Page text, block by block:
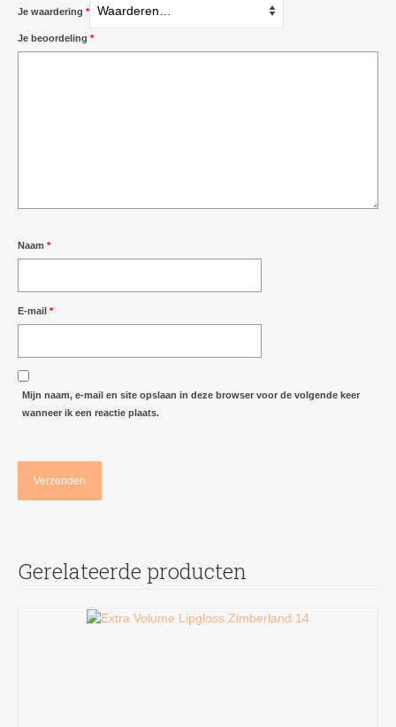
Je waardering *
Je beoordeling *
Naam *
E-mail *
Mijn naam, e-mail en site opslaan in deze browser voor de volgende keer
wanneer ik een reactie plaats.
Gerelateerde producten